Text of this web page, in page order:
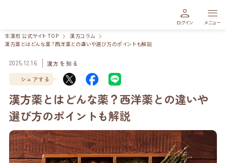
person
ログイン
menu
メニュー
生漢煎 公式サイト TOP
漢方コラム
漢方薬とはどんな薬？西洋薬との違いや選び方のポイントも解説
2025.12.16
漢方を知る
シェアする
漢方薬とはどんな薬？西洋薬との違いや
選び方のポイントも解説